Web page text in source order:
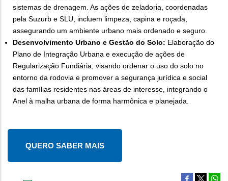
sistemas de drenagem. As ações de zeladoria, coordenadas
pela Suzurb e SLU, incluem limpeza, capina e roçada,
assegurando um ambiente urbano mais ordenado e seguro.
Desenvolvimento Urbano e Gestão do Solo: Elaboração do
Plano de Integração Urbana e execução de ações de
Regularização Fundiária, visando ordenar o uso do solo no
entorno da rodovia e promover a segurança jurídica e social
das famílias residentes nas áreas de interesse, integrando o
Anel à malha urbana de forma harmônica e planejada.
QUERO SABER MAIS